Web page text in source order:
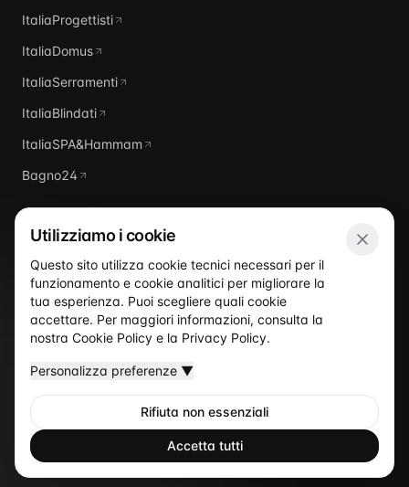
ItaliaProgettisti
ItaliaDomus
ItaliaSerramenti
ItaliaBlindati
ItaliaSPA&Hammam
Bagno24
ItaliaPiscine
Privacy Policy Termini
Utilizziamo i cookie
Questo sito utilizza cookie tecnici necessari per il
funzionamento e cookie analitici per migliorare la
tua esperienza. Puoi scegliere quali cookie
accettare. Per maggiori informazioni, consulta la
nostra Cookie Policy e la Privacy Policy.
Personalizza preferenze ▼
Rifiuta non essenziali
Accetta tutti